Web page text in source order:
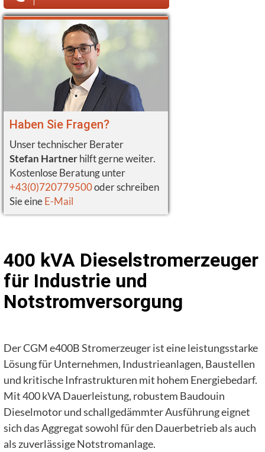
Haben Sie Fragen?
Unser technischer Berater
Stefan Hartnerhilft gerne weiter.
Kostenlose Beratung unter
+43(0)720779500oder schreiben
Sie eineE-Mail
400 kVA Dieselstromerzeuger
für Industrie und
Notstromversorgung
Der CGM e400B Stromerzeuger ist eine leistungsstarke
Lösung für Unternehmen, Industrieanlagen, Baustellen
und kritische Infrastrukturen mit hohem Energiebedarf.
Mit 400 kVA Dauerleistung, robustem Baudouin
Dieselmotor und schallgedämmter Ausführung eignet
sich das Aggregat sowohl für den Dauerbetrieb als auch
als zuverlässige Notstromanlage.